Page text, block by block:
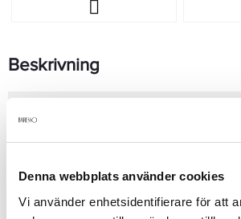
Denna webbplats använder cookies
Vi använder enhetsidentifierare för att
Beskrivning
är ett
hjälper till att stärka och återuppbygga
behandlat hår. Den näringsrika formulan är
förbättrar hårets struktur. Med sina kraftfulla
återställer Repair-Me Rinse hårets hälsa,
hanterbart och minskar frizz.
Fördelar: